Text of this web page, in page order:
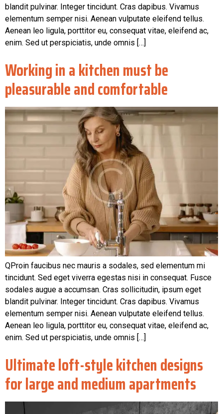
blandit pulvinar. Integer tincidunt. Cras dapibus. Vivamus
elementum semper nisi. Aenean vulputate eleifend tellus.
Aenean leo ligula, porttitor eu, consequat vitae, eleifend ac,
enim. Sed ut perspiciatis, unde omnis […]
Working in a kitchen must be
pleasurable and comfortable
QProin faucibus nec mauris a sodales, sed elementum mi
tincidunt. Sed eget viverra egestas nisi in consequat. Fusce
sodales augue a accumsan. Cras sollicitudin, ipsum eget
blandit pulvinar. Integer tincidunt. Cras dapibus. Vivamus
elementum semper nisi. Aenean vulputate eleifend tellus.
Aenean leo ligula, porttitor eu, consequat vitae, eleifend ac,
enim. Sed ut perspiciatis, unde omnis […]
Ultimate loft-style kitchen designs
for large and medium apartments